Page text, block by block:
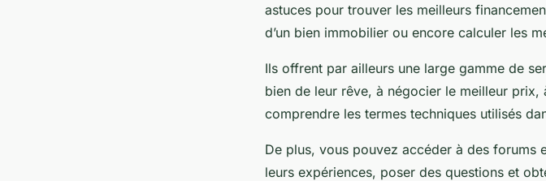
astuces pour trouver les meilleurs
d’un bien immobilier ou encore calculer les
Ils offrent par ailleurs une large gamme de
bien de leur rêve, à négocier le meilleur
comprendre les termes techniques utilisés
De plus, vous pouvez accéder à des forums
leurs expériences, poser des questions et